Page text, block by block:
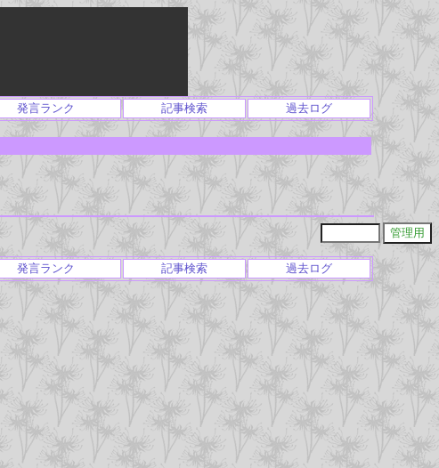
発言ランク 記事検索 過去ログ
発言ランク 記事検索 過去ログ